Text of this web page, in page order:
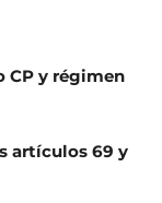
CP y régimen
artículos 69 y
en su